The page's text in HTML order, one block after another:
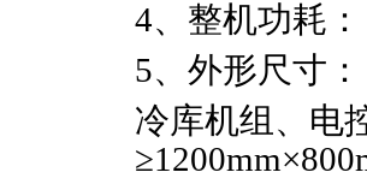
4、整机功耗
5、外形尺寸：
冷库机组、电